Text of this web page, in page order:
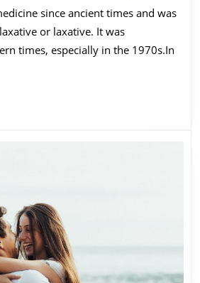
Vera
–
since ancient times and was
or laxative. It was
times, especially in the 1970s.In